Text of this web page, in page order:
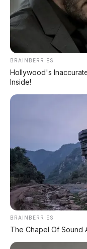
PROMO
Voucher
*Klik untuk klaim di
BRAINBERRIES
Hollywood's
Inside!
BRAINBERRIES
The Chapel Of Sound